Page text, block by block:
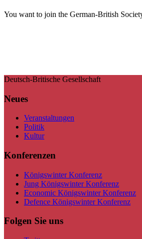
You want to join the German-British
Deutsch-Britische Gesellschaft
Neues
Veranstaltungen
Politik
Kultur
Konferenzen
Königswinter Konferenz
Jung Königswinter Konferenz
Economic Königswinter Konferenz
Defence Königswinter Konferenz
Folgen Sie uns